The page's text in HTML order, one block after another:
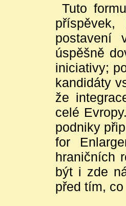
Tuto
postavení
úspěšně
iniciativy;
kandidáty
že
celé
podniky
for
hraničních
být i zde
před tím,